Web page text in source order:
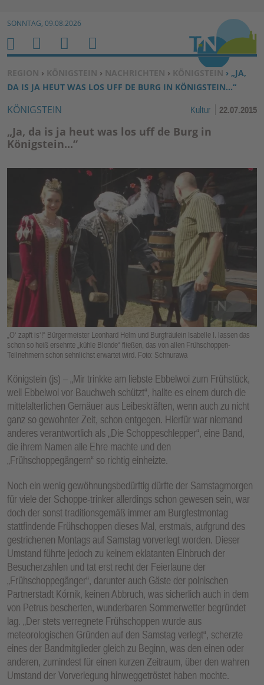
Zum Inhalt springen ↓
SONNTAG, 09.08.2026
SIE BEFINDEN SICH HIER:
REGION › KÖNIGSTEIN › NACHRICHTEN › KÖNIGSTEIN › „JA,
DA IS JA HEUT WAS LOS UFF DE BURG IN KÖNIGSTEIN...“
KÖNIGSTEIN Kultur 22.07.2015
„Ja, da is ja heut was los uff de Burg in
Königstein...“
„O‘ zapft is‘!“ Bürgermeister Leonhard Helm und Burgfräulein Isabelle I. lassen das
schon so heiß ersehnte „kühle Blonde“ fließen, das von allen Frühschoppen-
Teilnehmern schon sehnlichst erwartet wird. Foto: Schnurawa
Königstein (js) – „Mir trinkke am liebste Ebbelwoi zum Frühstück,
weil Ebbelwoi vor Bauchweh schützt“, hallte es einem durch die
mittelalterlichen Gemäuer aus Leibeskräften, wenn auch zu nicht
ganz so gewohnter Zeit, schon entgegen. Hierfür war niemand
anderes verantwortlich als „Die Schoppeschlepper“, eine Band,
die ihrem Namen alle Ehre machte und den
„Frühschoppegängern“ so richtig einheizte.
Noch ein wenig gewöhnungsbedürftig dürfte der Samstagmorgen
für viele der Schoppe-trinker allerdings schon gewesen sein, war
doch der sonst traditionsgemäß immer am Burgfestmontag
stattfindende Frühschoppen dieses Mal, erstmals, aufgrund des
gestrichenen Montags auf Samstag vorverlegt worden. Dieser
Umstand führte jedoch zu keinem eklatanten Einbruch der
Besucherzahlen und tat erst recht der Feierlaune der
„Frühschoppegänger“, darunter auch Gäste der polnischen
Partnerstadt Kórnik, keinen Abbruch, was sicherlich auch in dem
von Petrus bescherten, wunderbaren Sommerwetter begründet
lag. „Der stets verregnete Frühschoppen wurde aus
meteorologischen Gründen auf den Samstag verlegt“, scherzte
eines der Bandmitglieder gleich zu Beginn, was den einen oder
anderen, zumindest für einen kurzen Zeitraum, über den wahren
Umstand der Vorverlegung hinweggetröstet haben mochte.
H
O
M
E
M
E
N
U
S
U
C
H
E
N
B
E
N
Z
F
U
N
K
TI
E
N